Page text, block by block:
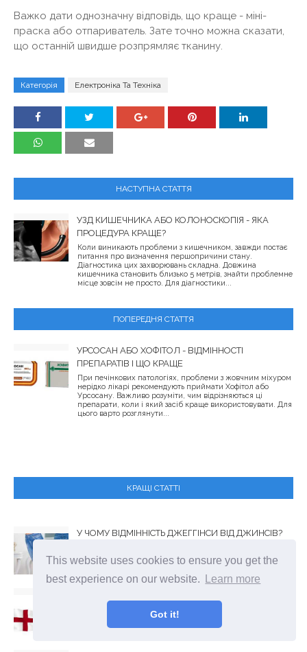
This website uses cookies to ensure you get the
best experience on our website.
Learn more
Got it!
Важко дати однозначну відповідь, що краще - міні-
праска або отпариватель. Зате точно можна сказати,
що останній швидше розпрямляє тканину.
Категорія Електроніка Та Техніка
НАСТУПНА СТАТТЯ
УЗД КИШЕЧНИКА АБО КОЛОНОСКОПІЯ - ЯКА
ПРОЦЕДУРА КРАЩЕ?
Коли виникають проблеми з кишечником, завжди постає
питання про визначення першопричини стану.
Діагностика цих захворювань складна. Довжина
кишечника становить близько 5 метрів, знайти проблемне
місце зовсім не просто. Для діагностики...
ПОПЕРЕДНЯ СТАТТЯ
УРСОСАН АБО ХОФІТОЛ - ВІДМІННОСТІ
ПРЕПАРАТІВ І ЩО КРАЩЕ
При печінкових патологіях, проблеми з жовчним міхуром
нерідко лікарі рекомендують приймати Хофітол або
Урсосану. Важливо розуміти, чим відрізняються ці
препарати, коли і який засіб краще використовувати. Для
цього варто розглянути...
КРАЩІ СТАТТІ
У ЧОМУ ВІДМІННІСТЬ ДЖЕГГІНСИ ВІД ДЖИНСІВ?